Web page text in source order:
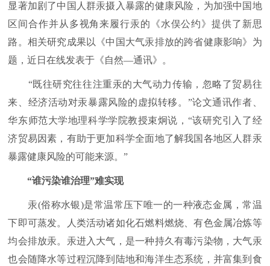
显著加剧了中国人群汞摄入暴露的健康风险，为加强中国地
区间合作并从多视角来履行汞的《水俣公约》提供了新思
路。相关研究成果以《中国大气汞排放的跨省健康影响》为
题，近日在线发表于《自然—通讯》。
“既往研究往往注重汞的大气动力传输，忽略了贸易往
来、经济活动对汞暴露风险的虚拟转移。”论文通讯作者、
华东师范大学地理科学学院教授束炯说，“该研究引入了经
济贸易因素，有助于更加科学全面地了解我国各地区人群汞
暴露健康风险的可能来源。”
“谁污染谁治理”难实现
汞(俗称水银)是常温常压下唯一的一种液态金属，常温
下即可蒸发。人类活动诸如化石燃料燃烧、有色金属冶炼等
均会排放汞。汞进入大气，是一种持久有毒污染物，大气汞
也会随降水等过程沉降到陆地和海洋生态系统，并富集到食